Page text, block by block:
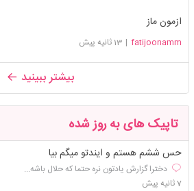
ازمون ماز
fatijoonamm
| 13 ثانیه پیش
بیشتر ببینید
تاپیک های به روز شده
حس ششم هستم و ایندتو میگم بیا
دخترا گزارش یادتون نره حتما که حلال باشه...
7 ثانیه پیش